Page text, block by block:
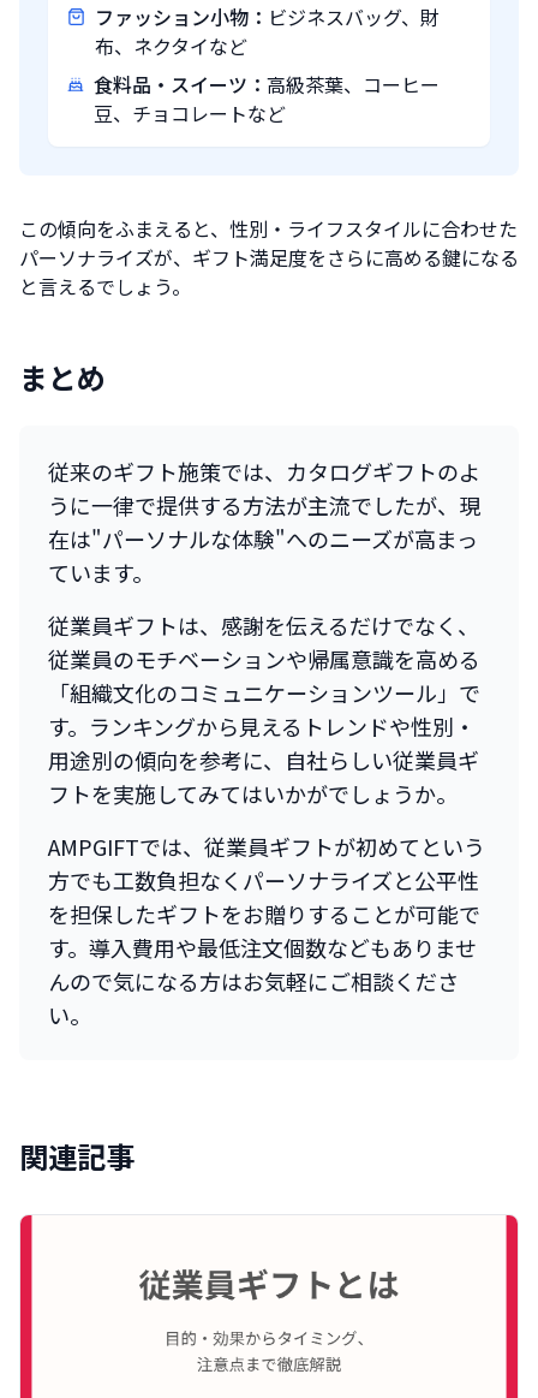
ファッション小物： ビジネスバッグ、財
布、ネクタイなど
食料品・スイーツ：高級茶葉、コーヒー
豆、チョコレートなど
この傾向をふまえると、性別・ライフスタイルに合わせた
パーソナライズが、ギフト満足度をさらに高める鍵になる
と言えるでしょう。
まとめ
従来のギフト施策では、カタログギフトのよ
うに一律で提供する方法が主流でしたが、現
在は"パーソナルな体験"へのニーズが高まっ
ています。
従業員ギフトは、感謝を伝えるだけでなく、
従業員のモチベーションや帰属意識を高める
「組織文化のコミュニケーションツール」で
す。ランキングから見えるトレンドや性別・
用途別の傾向を参考に、自社らしい従業員ギ
フトを実施してみてはいかがでしょうか。
AMPGIFTでは、従業員ギフトが初めてという
方でも工数負担なくパーソナライズと公平性
を担保したギフトをお贈りすることが可能で
す。導入費用や最低注文個数などもありませ
んので気になる方はお気軽にご相談くださ
い。
関連記事